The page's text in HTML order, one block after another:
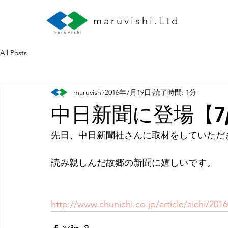
maruvishi.Ltd
All Posts
中日新聞に登場【
maruvishi 2016年7月19日 読了時間: 1分
先日、中日新聞社さんに取材をしていた
読み親しんだ故郷の新聞に嬉しいです。
http://www.chunichi.co.jp/article/aichi/